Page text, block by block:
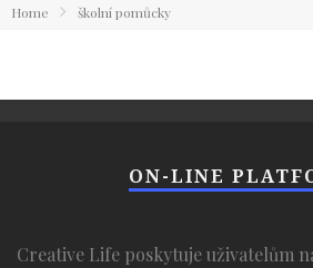
Home školní pomůcky
ON-LINE
Creative Life poskytuje uživatelům